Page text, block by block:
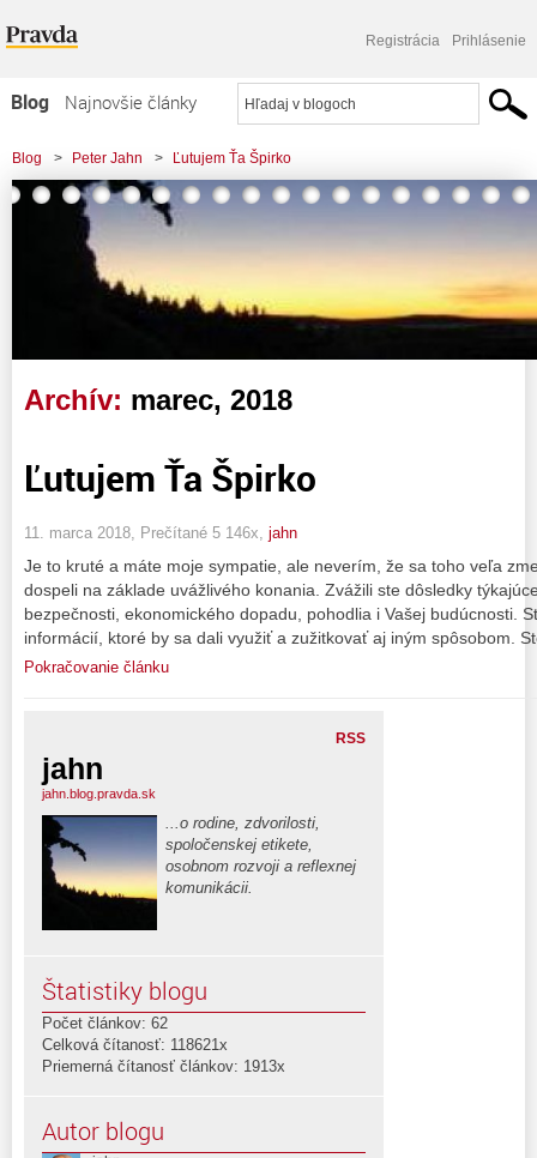
Registrácia Prihlásenie
Blog
Najnovšie články
Najčítanejšie články
Najkomentovanejšie články
Zoznam blogov
Komerčné blogy
Blog > Peter Jahn > Ľutujem Ťa Špirko
Archív: marec, 2018
Ľutujem Ťa Špirko
11. marca 2018, Prečítané 5 146x, jahn
Je to kruté a máte moje sympatie, ale neverím, že sa toho veľa
dospeli na základe uvážlivého konania. Zvážili ste dôsledky
bezpečnosti, ekonomického dopadu, pohodlia i Vašej budúcnosti.
informácií, ktoré by sa dali využiť a zužitkovať aj iným spôsobom.
Pokračovanie článku
RSS
jahn
jahn.blog.pravda.sk
...o rodine, zdvorilosti,
spoločenskej etikete,
osobnom rozvoji a reflexnej
komunikácii.
Štatistiky blogu
Počet článkov: 62
Celková čítanosť: 118621x
Priemerná čítanosť článkov: 1913x
Autor blogu